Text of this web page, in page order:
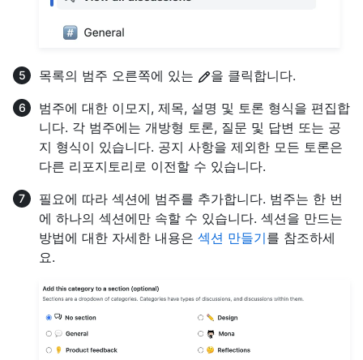
목록의 범주 오른쪽에 있는
을 클릭합니다.
범주에 대한 이모지, 제목, 설명 및 토론 형식을 편집합
니다. 각 범주에는 개방형 토론, 질문 및 답변 또는 공
지 형식이 있습니다. 공지 사항을 제외한 모든 토론은
다른 리포지토리로 이전할 수 있습니다.
필요에 따라 섹션에 범주를 추가합니다. 범주는 한 번
에 하나의 섹션에만 속할 수 있습니다. 섹션을 만드는
방법에 대한 자세한 내용은 섹션 만들기를 참조하세
요.